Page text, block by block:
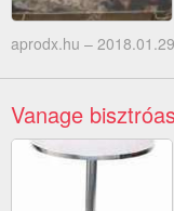
aprodx.hu –
Vanage